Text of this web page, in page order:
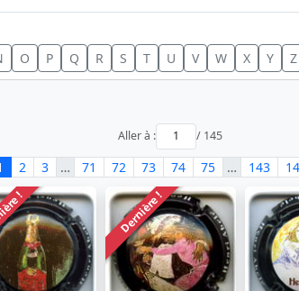
O P Q R S T U V W X Y Z
Aller à : / 145
2 3 … 71 72 73 74 75 … 143
! Dernière !